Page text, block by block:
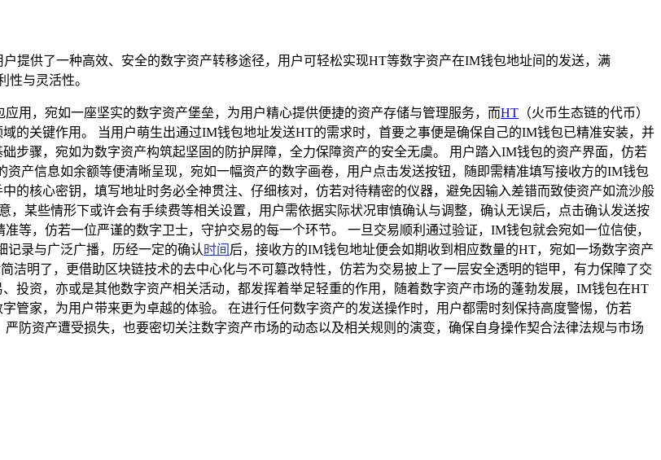
提供了一种高效、安全的数字资产转移途径，用户可轻松实现HT等数字资产在IM钱包地址间的发送，满
性与灵活性。
用，宛如一座坚实的数字资产堡垒，为用户精心提供便捷的资产存储与管理服务，而HT （火币生态链的代币）
的关键作用。 当用户萌生出通过IM钱包地址发送HT的需求时，首要之事便是确保自己的IM钱包已精准安装，并
步骤，宛如为数字资产构筑起坚固的防护屏障，全力保障资产的安全无虞。 用户踏入IM钱包的资产界面，仿若
产信息如余额等便清晰呈现，宛如一幅资产的数字画卷，用户点击发送按钮，随即需精准填写接收方的IM钱包
的核心密钥，填写地址时务必全神贯注、仔细核对，仿若对待精密的仪器，避免因输入差错而致使资产如流沙般
某些情形下或许会有手续费等相关设置，用户需依据实际状况审慎确认与调整，确认无误后，点击确认发送按
等，仿若一位严谨的数字卫士，守护交易的每一个环节。 一旦交易顺利通过验证，IM钱包就会宛如一位信使，
记录与广泛广播，历经一定的确认 时间 后，接收方的IM钱包地址便会如期收到相应数量的HT，宛如一场数字资产
洁明了，更借助区块链技术的去中心化与不可篡改特性，仿若为交易披上了一层安全透明的铠甲，有力保障了交
投资，亦或是其他数字资产相关活动，都发挥着举足轻重的作用，随着数字资产市场的蓬勃发展，IM钱包在HT
管家，为用户带来更为卓越的体验。 在进行任何数字资产的发送操作时，用户都需时刻保持高度警惕，仿若
防资产遭受损失，也要密切关注数字资产市场的动态以及相关规则的演变，确保自身操作契合法律法规与市场